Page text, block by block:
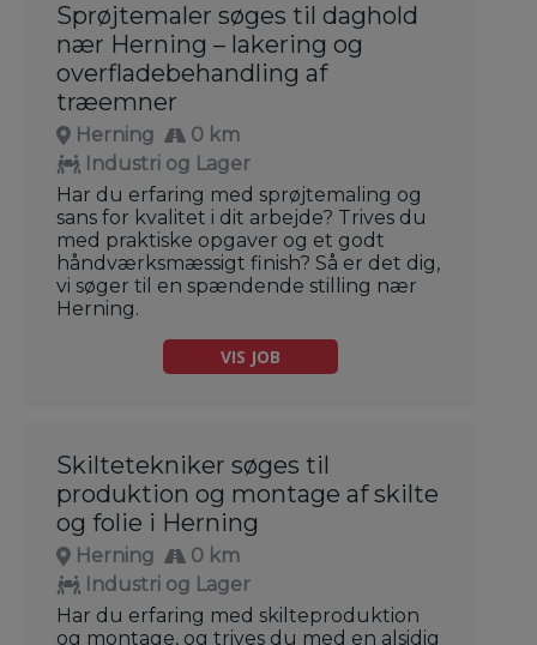
Sprøjtemaler søges til daghold
nær Herning – lakering og
overfladebehandling af
træemner
Herning
0 km
Industri og Lager
Har du erfaring med sprøjtemaling og
sans for kvalitet i dit arbejde? Trives du
med praktiske opgaver og et godt
håndværksmæssigt finish? Så er det dig,
vi søger til en spændende stilling nær
Herning.
VIS JOB
Skiltetekniker søges til
produktion og montage af skilte
og folie i Herning
Herning
0 km
Industri og Lager
Har du erfaring med skilteproduktion
og montage, og trives du med en alsidig